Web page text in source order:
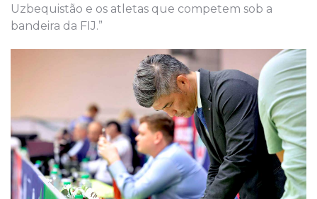
Uzbequistão e os atletas que competem sob a
bandeira da FIJ.”